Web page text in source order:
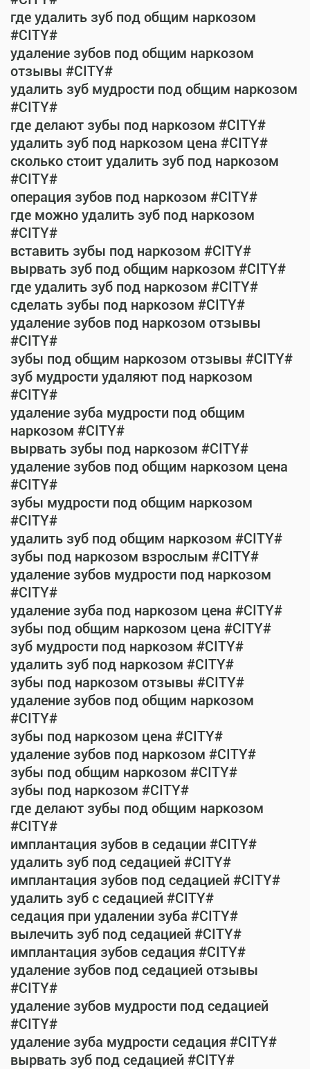
где удалить зуб под общим наркозом
#CITY#
удаление зубов под общим наркозом
отзывы #CITY#
удалить зуб мудрости под общим наркозом
#CITY#
где делают зубы под наркозом #CITY#
удалить зуб под наркозом цена #CITY#
сколько стоит удалить зуб под наркозом
#CITY#
операция зубов под наркозом #CITY#
где можно удалить зуб под наркозом
#CITY#
вставить зубы под наркозом #CITY#
вырвать зуб под общим наркозом #CITY#
где удалить зуб под наркозом #CITY#
сделать зубы под наркозом #CITY#
удаление зубов под наркозом отзывы
#CITY#
зубы под общим наркозом отзывы #CITY#
зуб мудрости удаляют под наркозом
#CITY#
удаление зуба мудрости под общим
наркозом #CITY#
вырвать зубы под наркозом #CITY#
удаление зубов под общим наркозом цена
#CITY#
зубы мудрости под общим наркозом
#CITY#
удалить зуб под общим наркозом #CITY#
зубы под наркозом взрослым #CITY#
удаление зубов мудрости под наркозом
#CITY#
удаление зуба под наркозом цена #CITY#
зубы под общим наркозом цена #CITY#
зуб мудрости под наркозом #CITY#
удалить зуб под наркозом #CITY#
зубы под наркозом отзывы #CITY#
удаление зубов под общим наркозом
#CITY#
зубы под наркозом цена #CITY#
удаление зубов под наркозом #CITY#
зубы под общим наркозом #CITY#
зубы под наркозом #CITY#
где делают зубы под общим наркозом
#CITY#
имплантация зубов в седации #CITY#
удалить зуб под седацией #CITY#
имплантация зубов под седацией #CITY#
удалить зуб с седацией #CITY#
седация при удалении зуба #CITY#
вылечить зуб под седацией #CITY#
имплантация зубов седация #CITY#
удаление зубов под седацией отзывы
#CITY#
удаление зубов мудрости под седацией
#CITY#
удаление зуба мудрости седация #CITY#
вырвать зуб под седацией #CITY#